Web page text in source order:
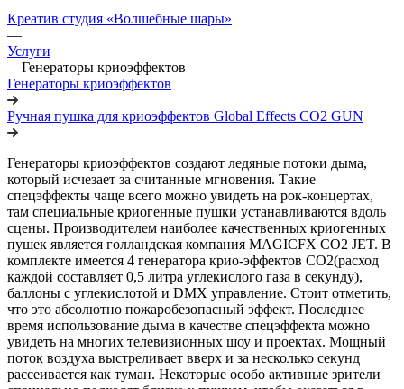
Креатив студия «Волшебные шары»
—
Услуги
—Генераторы криоэффектов
Генераторы криоэффектов
Ручная пушка для криоэффектов Global Effects CO2 GUN
Генераторы криоэффектов создают ледяные потоки дыма,
который исчезает за считанные мгновения. Такие
спецэффекты чаще всего можно увидеть на рок-концертах,
там специальные криогенные пушки устанавливаются вдоль
сцены. Производителем наиболее качественных криогенных
пушек является голландская компания MAGICFX CO2 JET. В
комплекте имеется 4 генератора крио-эффектов CO2(расход
каждой составляет 0,5 литра углекислого газа в секунду),
баллоны с углекислотой и DMX управление. Стоит отметить,
что это абсолютно пожаробезопасный эффект. Последнее
время использование дыма в качестве спецэффекта можно
увидеть на многих телевизионных шоу и проектах. Мощный
поток воздуха выстреливает вверх и за несколько секунд
рассеивается как туман. Некоторые особо активные зрители